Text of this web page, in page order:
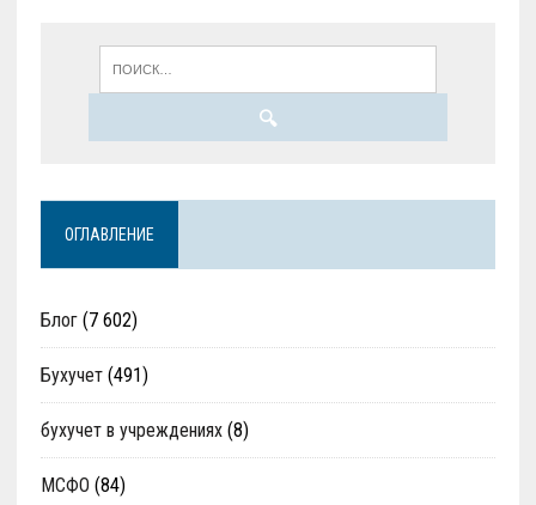
ОГЛАВЛЕНИЕ
Блог(7 602)
Бухучет(491)
бухучет в учреждениях(8)
МСФО (84)